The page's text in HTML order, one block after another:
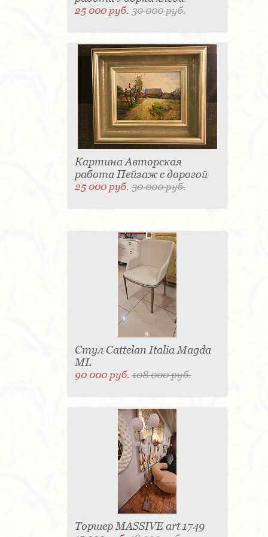
25 000 руб.30 000 руб.
Картина Авторская
работа Пейзаж с дорогой
25 000 руб.30 000 руб.
Стул Cattelan Italia Magda
ML
90 000 руб.108 000 руб.
Торшер MASSIVE art 1749